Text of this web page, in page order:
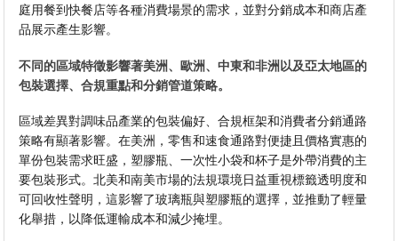
庭用餐到快餐店等各種消費場景的需求，並對分銷成本和商店產
品展示產生影響。
不同的區域特徵影響著美洲、歐洲、中東和非洲以及亞太地區的
包裝選擇、合規重點和分銷管道策略。
區域差異對調味品產業的包裝偏好、合規框架和消費者分銷通路
策略有顯著影響。在美洲，零售和速食通路對便捷且價格實惠的
單份包裝需求旺盛，塑膠瓶、一次性小袋和杯子是外帶消費的主
要包裝形式。北美和南美市場的法規環境日益重視標籤透明度和
可回收性聲明，這影響了玻璃瓶與塑膠瓶的選擇，並推動了輕量
化舉措，以降低運輸成本和減少掩埋。